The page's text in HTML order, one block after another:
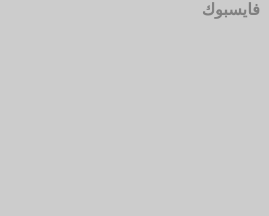
فايسبوك